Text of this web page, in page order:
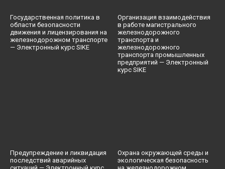
Государственная политика в
области безопасности
движения и лицензирования на
железнодорожном транспорте
— Электронный курс SIKE
Организация взаимодействия
в работе магистрального
железнодорожного
транспорта и
железнодорожного
транспорта промышленных
предприятий — Электронный
курс SIKE
Предупреждение и ликвидация
последствий аварийных
Охрана окружающей среды и
экологическая безопасность